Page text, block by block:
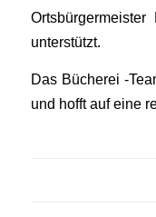
unterstützt.
Das Bücherei -
und hofft auf eine